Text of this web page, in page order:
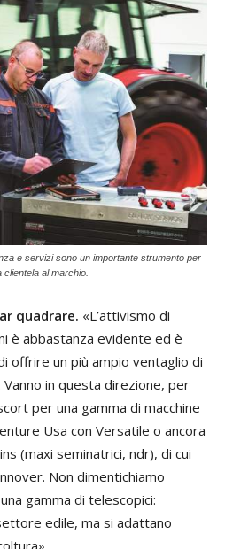
e servizi sono un importante strumento per
clientela al marchio.
quadrare. «L’attivismo di
è abbastanza evidente ed è
offrire un più ampio ventaglio di
in questa direzione, per
per una gamma di macchine
Usa con Versatile o ancora
(maxi seminatrici, ndr), di cui
Non dimentichiamo
gamma di telescopici:
edile, ma si adattano